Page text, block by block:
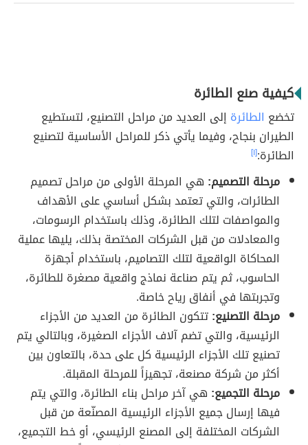
كيفية صنع الطائرة
تخضع الطائرة إلى العديد من مراحل التصنيع، لتستطيع
الطيران بنجاح، وفيما يأتي ذكر للمراحل الأساسية لتصنيع
الطائرة:[١]
مرحلة التصميم: هي المرحلة الأولى من مراحل تصميم
الطائرات، والتي تعتمد بشكل أساسي على الأهداف
والمواصفات لتلك الطائرة، وذلك باستخدام الرسومات،
والمعادلات من قبل الشركات المختصة بذلك، يليها عملية
المحاكاة الواقعية لتلك التصاميم، باستخدام أجهزة
الحاسوب، ثم يتم صناعة نماذج واقعية مصغرة للطائرة،
وتجربتها في أنفاق رياح خاصة.
مرحلة التصنيع:تتكون الطائرة من العديد من الأجزاء
الرئيسية، والتي تضم آلاف الأجزاء الصغيرة، وبالتالي يتم
تصنيع تلك الأجزاء الرئيسية كل على حدة، بالتعاون بين
أكثر من شركة مصنعة، تجهيزاً للمرحلة المقبلة.
مرحلة التجميع: هي آخر مراحل بناء الطائرة، والتي يتم
فيها إرسال جميع الأجزاء الرئيسية المصنّعة من قبل
الشركات المختلفة إلى المصنع الرئيسي، أو خط التجميع،